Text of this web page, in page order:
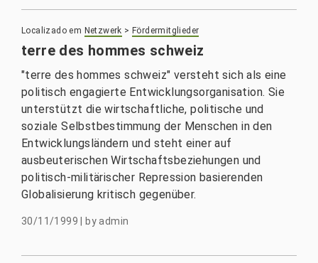
Localizado em Netzwerk > Fördermitglieder
terre des hommes schweiz
"terre des hommes schweiz" versteht sich als eine
politisch engagierte Entwicklungsorganisation. Sie
unterstützt die wirtschaftliche, politische und
soziale Selbstbestimmung der Menschen in den
Entwicklungsländern und steht einer auf
ausbeuterischen Wirtschaftsbeziehungen und
politisch-militärischer Repression basierenden
Globalisierung kritisch gegenüber.
30/11/1999 byadmin